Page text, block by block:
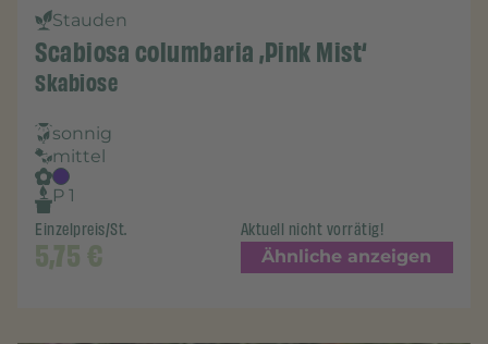
Stauden
Scabiosa columbaria ‚Pink Mist‘
Skabiose
sonnig
mittel
P 1
Einzelpreis/St.
5,75€
Aktuell nicht vorrätig!
Ähnliche anzeigen